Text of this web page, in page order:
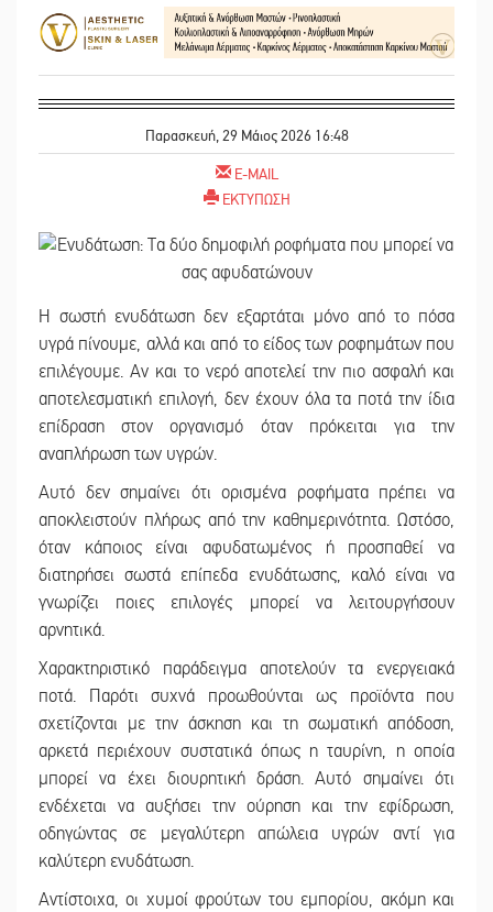
Παρασκευή, 29 Μάιος 2026 16:48
E-MAIL
ΕΚΤΥΠΩΣΗ
Η σωστή ενυδάτωση δεν εξαρτάται μόνο από το πόσα
υγρά πίνουμε, αλλά και από το είδος των ροφημάτων που
επιλέγουμε. Αν και το νερό αποτελεί την πιο ασφαλή και
αποτελεσματική επιλογή, δεν έχουν όλα τα ποτά την ίδια
επίδραση στον οργανισμό όταν πρόκειται για την
αναπλήρωση των υγρών.
Αυτό δεν σημαίνει ότι ορισμένα ροφήματα πρέπει να
αποκλειστούν πλήρως από την καθημερινότητα. Ωστόσο,
όταν κάποιος είναι αφυδατωμένος ή προσπαθεί να
διατηρήσει σωστά επίπεδα ενυδάτωσης, καλό είναι να
γνωρίζει ποιες επιλογές μπορεί να λειτουργήσουν
αρνητικά.
Χαρακτηριστικό παράδειγμα αποτελούν τα ενεργειακά
ποτά. Παρότι συχνά προωθούνται ως προϊόντα που
σχετίζονται με την άσκηση και τη σωματική απόδοση,
αρκετά περιέχουν συστατικά όπως η ταυρίνη, η οποία
μπορεί να έχει διουρητική δράση. Αυτό σημαίνει ότι
ενδέχεται να αυξήσει την ούρηση και την εφίδρωση,
οδηγώντας σε μεγαλύτερη απώλεια υγρών αντί για
καλύτερη ενυδάτωση.
Αντίστοιχα, οι χυμοί φρούτων του εμπορίου, ακόμη και